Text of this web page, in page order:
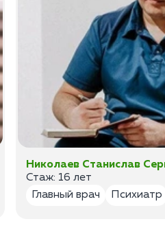
Николаев Станислав
Стаж: 16 лет
Главный врач
Психиатр